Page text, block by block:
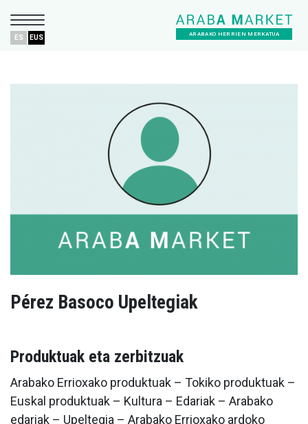
ARABAKO HERRIEN MERKATUA
ES EUS
Pérez Basoco Upeltegiak
Produktuak eta zerbitzuak
Arabako Errioxako produktuak – Tokiko produktuak –
Euskal produktuak – Kultura – Edariak – Arabako
edariak – Upeltegia – Arabako Errioxako ardoko